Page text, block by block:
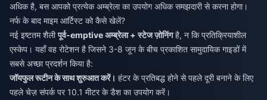
अधिक है, बस आपको प्रत्येक अम्ब्रेला का उपयोग अधिक समझदारी से करना होगा।
नर्फ के बाद माइम आर्टिस्ट को कैसे खेलें?
नई इष्टतम शैलीपूर्व-emptive अम्ब्रेला + स्टेज ज़ोनिंगहै, न कि प्रतिक्रियाशील
एस्केप। यहाँ वह रोटेशन है जिसने 3-8 जून के बीच प्रकाशित सामुदायिक गाइडों में
सबसे अच्छा प्रदर्शन किया है:
जॉयफुल रूटीन के साथ शुरुआत करें। हंटर के प्रतिबद्ध होने से पहले दूरी बनाने के लिए
पहले चेज़ संपर्क पर 10.1 मीटर के डैश का उपयोग करें।